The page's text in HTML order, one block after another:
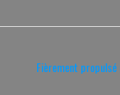
Fièrement